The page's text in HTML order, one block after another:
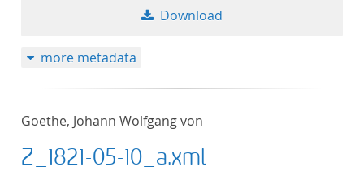
Download
more metadata
Goethe, Johann Wolfgang von
Z_1821-05-10_a.xml